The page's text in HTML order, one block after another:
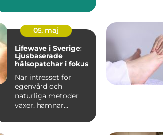
05. maj
Lifewave i Sverige:
Ljusbaserade
hälsopatchar i fokus
När intresset för
egenvård och
naturliga metoder
växer, hamnar